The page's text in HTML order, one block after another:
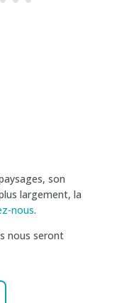
son
largement, la
nous.
nous seront